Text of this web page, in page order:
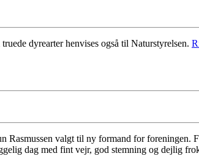
dyrearter henvises også til Naturstyrelsen.
Rasmussen valgt til ny formand for foreningen.
dag med fint vejr, god stemning og dejlig